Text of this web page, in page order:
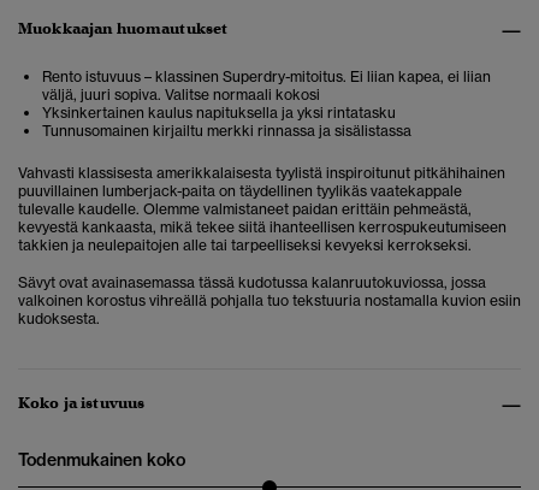
Muokkaajan huomautukset
Rento istuvuus – klassinen Superdry-mitoitus. Ei liian kapea, ei liian
väljä, juuri sopiva. Valitse normaali kokosi
Yksinkertainen kaulus napituksella ja yksi rintatasku
Tunnusomainen kirjailtu merkki rinnassa ja sisälistassa
Vahvasti klassisesta amerikkalaisesta tyylistä inspiroitunut pitkähihainen
puuvillainen lumberjack-paita on täydellinen tyylikäs vaatekappale
tulevalle kaudelle. Olemme valmistaneet paidan erittäin pehmeästä,
kevyestä kankaasta, mikä tekee siitä ihanteellisen kerrospukeutumiseen
takkien ja neulepaitojen alle tai tarpeelliseksi kevyeksi kerrokseksi.
Sävyt ovat avainasemassa tässä kudotussa kalanruutokuviossa, jossa
valkoinen korostus vihreällä pohjalla tuo tekstuuria nostamalla kuvion esiin
kudoksesta.
Koko ja istuvuus
Todenmukainen koko